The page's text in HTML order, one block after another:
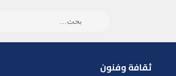
ثقافة وفنون